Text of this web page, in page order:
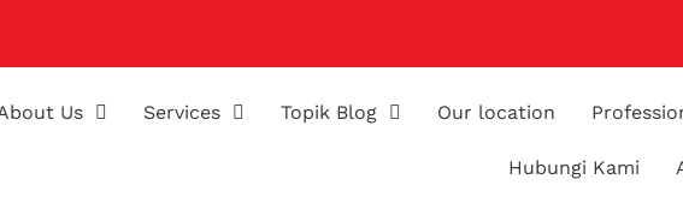
Us Services Topik Blog Our location
Hubungi Kami